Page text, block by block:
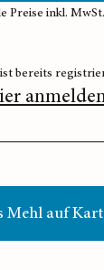
Preise inkl. MwSt.
bereits
Mehl auf